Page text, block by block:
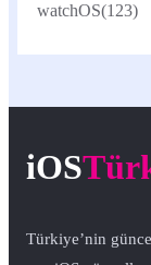
watchOS(123)
iOS
Türkiye’nin